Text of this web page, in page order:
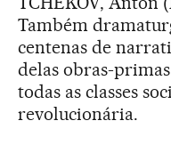
Também
centenas de
delas obras-
todas as classes
revolucionária.